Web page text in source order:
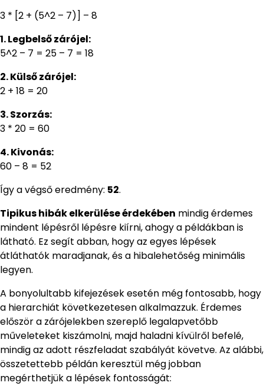
3 * [2 + (5^2 – 7)] – 8
1. Legbelső zárójel:
5^2 – 7 = 25 – 7 = 18
2. Külső zárójel:
2 + 18 = 20
3. Szorzás:
3 * 20 = 60
4. Kivonás:
60 – 8 = 52
Így a végső eredmény: 52.
Tipikus hibák elkerülése érdekében mindig érdemes
mindent lépésről lépésre kiírni, ahogy a példákban is
látható. Ez segít abban, hogy az egyes lépések
átláthatók maradjanak, és a hibalehetőség minimális
legyen.
A bonyolultabb kifejezések esetén még fontosabb, hogy
a hierarchiát következetesen alkalmazzuk. Érdemes
először a zárójelekben szereplő legalapvetőbb
műveleteket kiszámolni, majd haladni kívülről befelé,
mindig az adott részfeladat szabályát követve. Az alábbi,
összetettebb példán keresztül még jobban
megérthetjük a lépések fontosságát: